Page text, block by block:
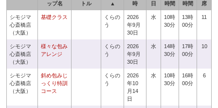
ップ名
トル
▲
時
日
時間
時間
席
シモジマ
心斎橋店
（大阪）
基礎クラス
くらの
う
2026
年9月
30日
水
10時
30分
13時
00分
11
シモジマ
心斎橋店
（大阪）
様々な包み
アレンジ
くらの
う
2026
年9月
30日
水
14時
30分
17時
00分
10
シモジマ
心斎橋店
（大阪）
斜め包みじ
っくり特訓
コース
くらの
う
2026
年10
月14
日
水
10時
30分
16時
00分
6